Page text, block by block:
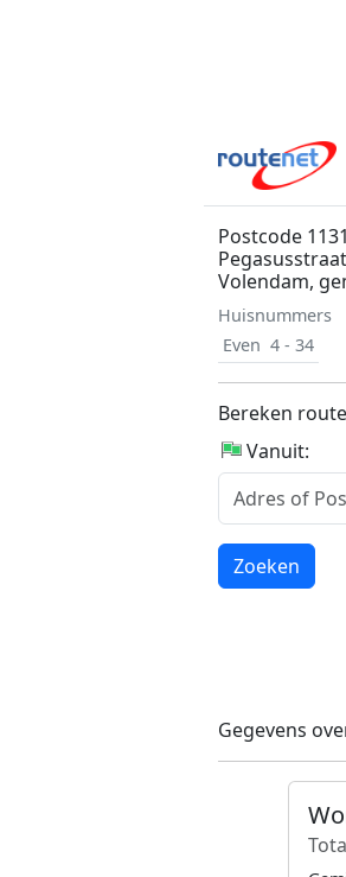
Postcode
Volendam,
Huisnummers
Even 4 - 34
Bereken
Vanuit:
Laden...
Zoeken
Gegevens